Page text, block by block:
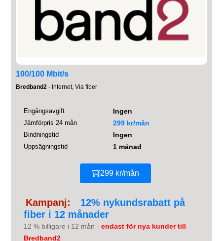
100/100 Mbit/s
Bredband2 - Internet, Via fiber
Engångsavgift Ingen
Jämförpris 24 mån 299 kr/mån
Bindningstid Ingen
Uppsägningstid 1 månad
299 kr/mån
Kampanj:
12% nykundsrabatt på
fiber i 12 månader
12 % billigare i 12 mån - endast för nya kunder till
Bredband2